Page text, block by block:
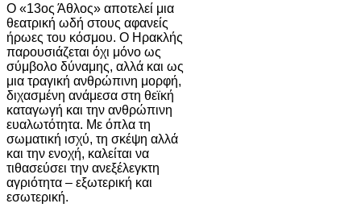
Ο «13ος Άθλος» αποτελεί μια
θεατρική ωδή στους αφανείς
ήρωες του κόσμου. Ο Ηρακλής
παρουσιάζεται όχι μόνο ως
σύμβολο δύναμης, αλλά και ως
μια τραγική ανθρώπινη μορφή,
διχασμένη ανάμεσα στη θεϊκή
καταγωγή και την ανθρώπινη
ευαλωτότητα. Με όπλα τη
σωματική ισχύ, τη σκέψη αλλά
και την ενοχή, καλείται να
τιθασεύσει την ανεξέλεγκτη
αγριότητα – εξωτερική και
εσωτερική.